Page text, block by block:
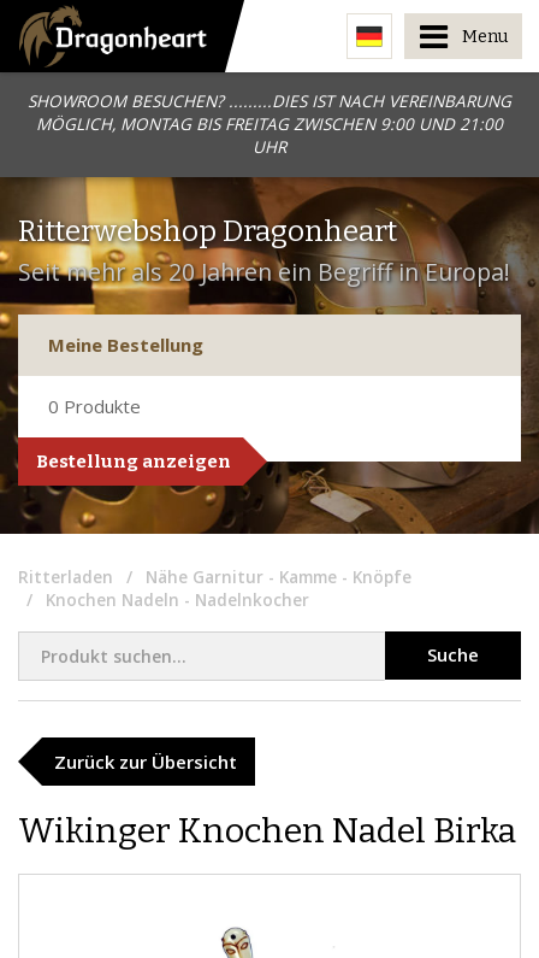
SHOWROOM BESUCHEN? .........DIES IST NACH VEREINBARUNG
MÖGLICH, MONTAG BIS FREITAG ZWISCHEN 9:00 UND 21:00
UHR
Menu
Ritterwebshop Dragonheart
Seit mehr als 20 Jahren ein Begriff in Europa!
Meine Bestellung
0 Produkte
Bestellung anzeigen
Ritterladen
Nähe Garnitur - Kamme - Knöpfe
Knochen Nadeln - Nadelnkocher
Suche
Zurück zur Übersicht
Wikinger Knochen Nadel Birka